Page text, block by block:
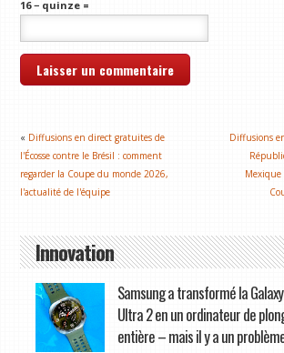
16 − quinze =
« Diffusions en direct gratuites de
l'Écosse contre le Brésil : comment
regarder la Coupe du monde 2026,
l'actualité de l'équipe
Diffusions
Mexique
Innovation
Samsung a transformé la
Ultra 2 en un ordinateur de
entière – mais il y a un